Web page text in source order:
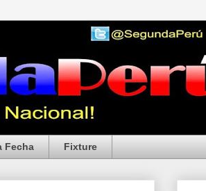
Fecha Fixture